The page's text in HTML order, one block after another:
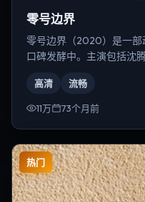
零号边界
零号边界（2020）是一部
口碑发酵中。主演包括沈
高清 流畅
11万 73个月前
热门